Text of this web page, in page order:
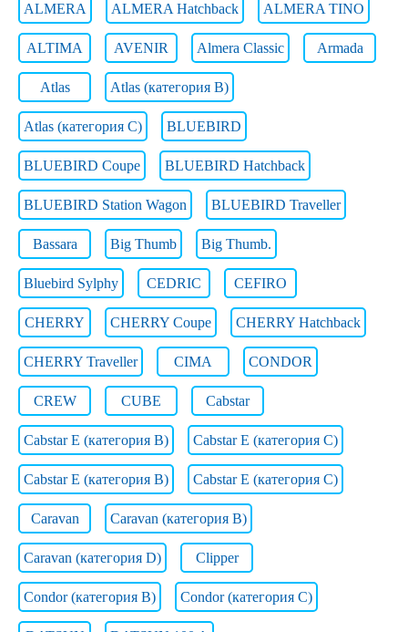
ALMERA ALMERA Hatchback ALMERA TINO
ALTIMA AVENIR Almera Classic Armada
Atlas Atlas (категория B)
Atlas (категория C) BLUEBIRD
BLUEBIRD Coupe BLUEBIRD Hatchback
BLUEBIRD Station Wagon BLUEBIRD Traveller
Bassara Big Thumb Big Thumb.
Bluebird Sylphy CEDRIC CEFIRO
CHERRY CHERRY Coupe CHERRY Hatchback
CHERRY Traveller CIMA CONDOR
CREW CUBE Cabstar
Cabstar E (категория B) Cabstar E (категория C)
Cabstar E (категория В) Cabstar E (категория С)
Caravan Caravan (категория B)
Caravan (категория D) Clipper
Condor (категория B) Condor (категория C)